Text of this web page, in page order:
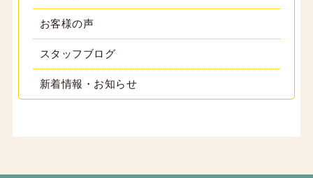
お客様の声
スタッフブログ
新着情報・お知らせ